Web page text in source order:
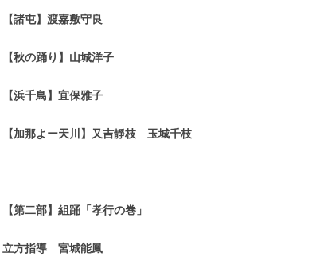
【諸屯】渡嘉敷守良
【秋の踊り】山城洋子
【浜千鳥】宜保雅子
【加那よー天川】又吉靜枝 玉城千枝
【第二部】組踊「孝行の巻」
立方指導 宮城能鳳